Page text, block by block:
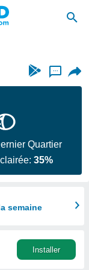
...
Quartier
35%
semaine
Installer